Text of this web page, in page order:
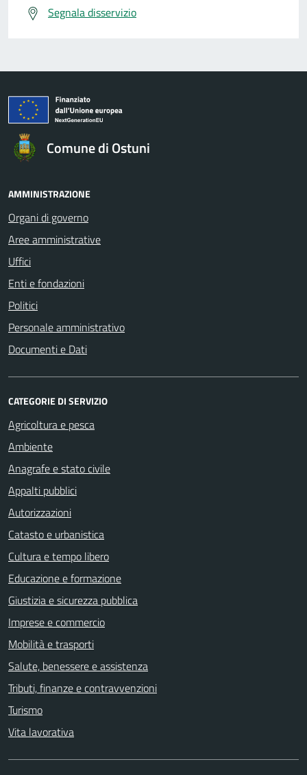
Segnala disservizio
Comune di Ostuni
AMMINISTRAZIONE
Organi di governo
Aree amministrative
Uffici
Enti e fondazioni
Politici
Personale amministrativo
Documenti e Dati
CATEGORIE DI SERVIZIO
Agricoltura e pesca
Ambiente
Anagrafe e stato civile
Appalti pubblici
Autorizzazioni
Catasto e urbanistica
Cultura e tempo libero
Educazione e formazione
Giustizia e sicurezza pubblica
Imprese e commercio
Mobilità e trasporti
Salute, benessere e assistenza
Tributi, finanze e contravvenzioni
Turismo
Vita lavorativa